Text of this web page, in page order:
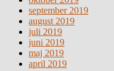
september 2019
august 2019
juli 2019
juni 2019
maj 2019
april 2019